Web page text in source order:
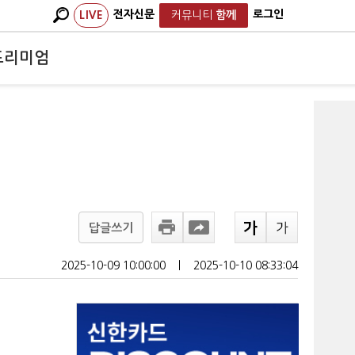
LIVE 전자신문 커뮤니티 함께 로그인
리미엄
답글쓰기
2025-10-09 10:00:00 2025-10-10 08:33:04